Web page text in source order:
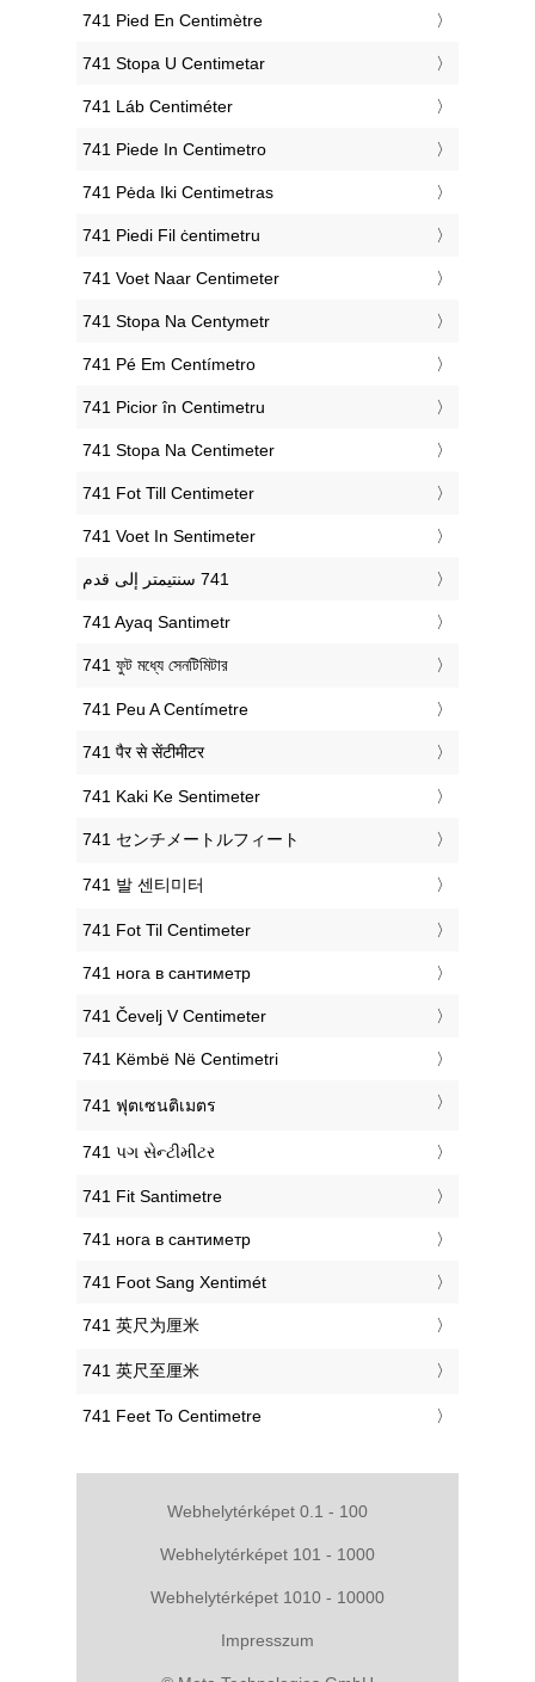
‎741 Pied En Centimètre
‎741 Stopa U Centimetar
‎741 Láb Centiméter
‎741 Piede In Centimetro
‎741 Pėda Iki Centimetras
‎741 Piedi Fil ċentimetru
‎741 Voet Naar Centimeter
‎741 Stopa Na Centymetr
‎741 Pé Em Centímetro
‎741 Picior în Centimetru
‎741 Stopa Na Centimeter
‎741 Fot Till Centimeter
‎741 Voet In Sentimeter
‎741 Ayaq Santimetr
‎741 ফুট মধ্যে সেনটিমিটার
‎741 Peu A Centímetre
‎741 पैर से सेंटीमीटर
‎741 Kaki Ke Sentimeter
‎741 センチメートルフィート
‎741 발 센티미터
‎741 Fot Til Centimeter
‎741 нога в сантиметр
‎741 Čevelj V Centimeter
‎741 Këmbë Në Centimetri
‎741 ฟุตเซนติเมตร
‎741 પગ સેન્ટીમીટર
‎741 Fit Santimetre
‎741 нога в сантиметр
‎741 Foot Sang Xentimét
‎741 英尺为厘米
‎741 英尺至厘米
‎741 Feet To Centimetre
Webhelytérképet 0.1 - 100
Webhelytérképet 101 - 1000
Webhelytérképet 1010 - 10000
Impresszum